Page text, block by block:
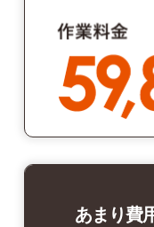
あまり費